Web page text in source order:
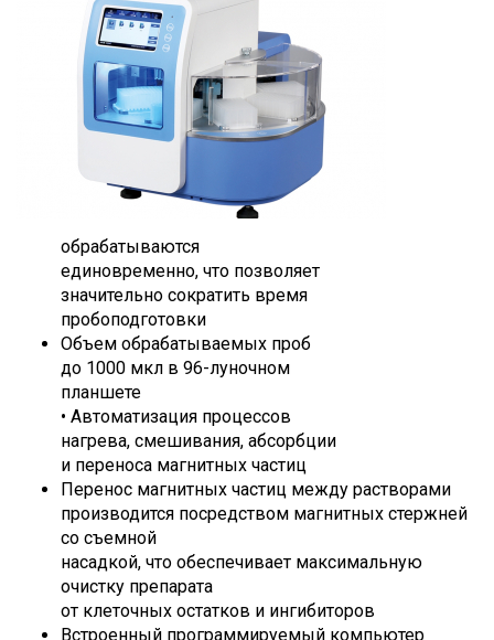
обрабатываются
единовременно, что позволяет
значительно сократить время
пробоподготовки
Объем обрабатываемых проб
до 1000 мкл в 96-луночном
планшете
• Автоматизация процессов
нагрева, смешивания, абсорбции
и переноса магнитных частиц
Перенос магнитных частиц между растворами
производится посредством магнитных стержней
со съемной
насадкой, что обеспечивает максимальную
очистку препарата
от клеточных остатков и ингибиторов
Встроенный программируемый компьютер